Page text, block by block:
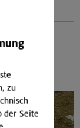
zu
der Seite